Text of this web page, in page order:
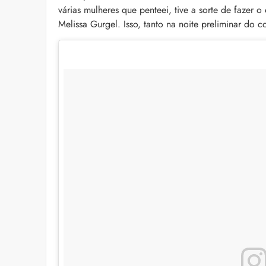
várias mulheres que penteei, tive a sorte de fazer
Melissa Gurgel. Isso, tanto na noite preliminar do
Alberto Morillas: 11
pelo perfumista